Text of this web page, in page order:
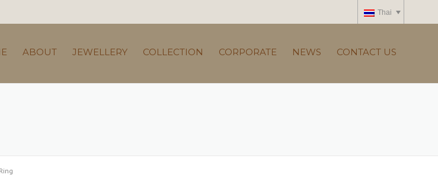
Thai
ABOUT JEWELLERY COLLECTION CORPORATE NEWS CONTACT US